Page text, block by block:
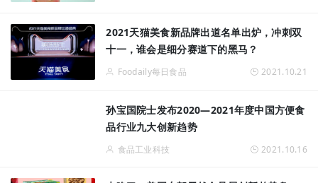
2021天猫美食新品牌出道名单出炉，冲刺双
十一，谁会是细分赛道下的黑马？
Foodaily每日食品 2021.10.21
孙宝国院士发布2020—2021年度中国方便食
品行业九大创新趋势
食品工业科技 2021.10.16